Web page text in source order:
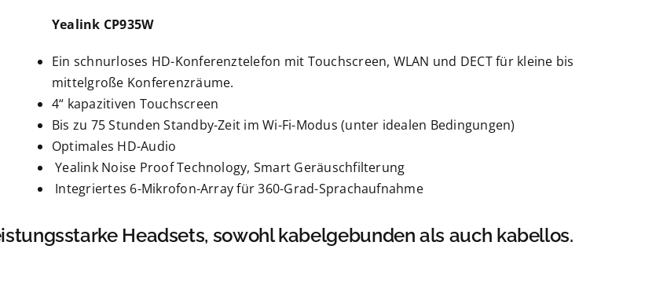
Yealink CP935W
Ein schnurloses HD-Konferenztelefon mit Touchscreen, WLAN und DECT für kleine bis
mittelgroße Konferenzräume.
4“ kapazitiven Touchscreen
Bis zu 75 Stunden Standby-Zeit im Wi-Fi-Modus (unter idealen Bedingungen)
Optimales HD-Audio
Yealink Noise Proof Technology, Smart Geräuschfilterung
Integriertes 6-Mikrofon-Array für 360-Grad-Sprachaufnahme
Headsets, sowohl kabelgebunden als auch kabellos.